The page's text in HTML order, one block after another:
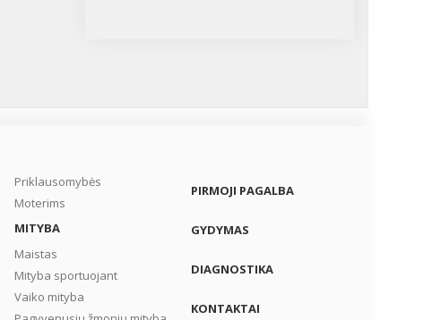
Priklausomybės
Moterims
MITYBA
Maistas
Mityba sportuojant
Vaiko mityba
PIRMOJI PAGALBA
GYDYMAS
DIAGNOSTIKA
KONTAKTAI